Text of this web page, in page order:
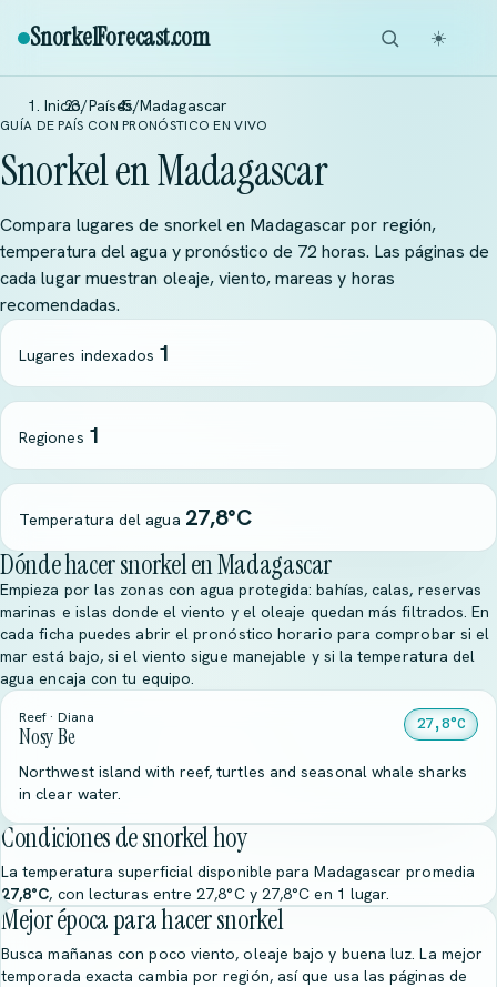
SnorkelForecast.com ☀️
Inicio/Países/Madagascar
GUÍA DE PAÍS CON PRONÓSTICO EN VIVO
Snorkel en Madagascar
Compara lugares de snorkel en Madagascar por región,
temperatura del agua y pronóstico de 72 horas. Las páginas de
cada lugar muestran oleaje, viento, mareas y horas
recomendadas.
Lugares indexados 1
Regiones 1
Temperatura del agua 27,8°C
Dónde hacer snorkel en Madagascar
Empieza por las zonas con agua protegida: bahías, calas, reservas
marinas e islas donde el viento y el oleaje quedan más filtrados. En
cada ficha puedes abrir el pronóstico horario para comprobar si el
mar está bajo, si el viento sigue manejable y si la temperatura del
agua encaja con tu equipo.
Reef · Diana
Nosy Be 27,8°C
Northwest island with reef, turtles and seasonal whale sharks
in clear water.
Condiciones de snorkel hoy
La temperatura superficial disponible para Madagascar promedia
27,8°C, con lecturas entre 27,8°C y 27,8°C en 1 lugar.
Mejor época para hacer snorkel
Busca mañanas con poco viento, oleaje bajo y buena luz. La mejor
temporada exacta cambia por región, así que usa las páginas de